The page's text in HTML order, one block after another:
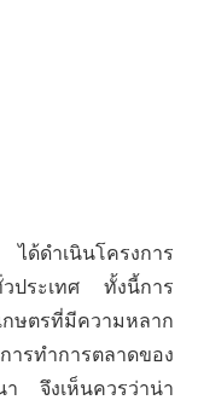
ดำเนินโครงการ
ประเทศ ทั้งนี้การ
กษตรที่มีความหลาก
รทำการตลาดของ
า
จึงเห็นควรว่าน่า